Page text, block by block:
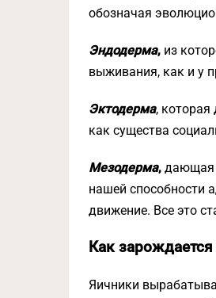
обозначая
Эндодерма, из
выживания, как и у
Эктодерма, которая
как существа
Мезодерма, дающая
нашей способности
движение. Все это
Как
Яичники